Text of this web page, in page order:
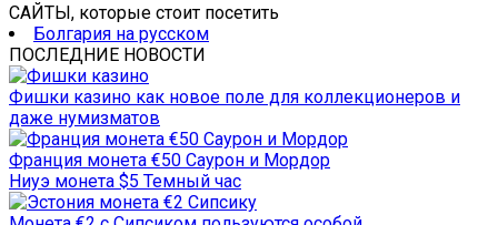
САЙТЫ, которые стоит посетить
Болгария на русском
ПОСЛЕДНИЕ НОВОСТИ
Фишки казино как новое поле для коллекционеров и
даже нумизматов
Франция монета €50 Саурон и Мордор
Ниуэ монета $5 Темный час